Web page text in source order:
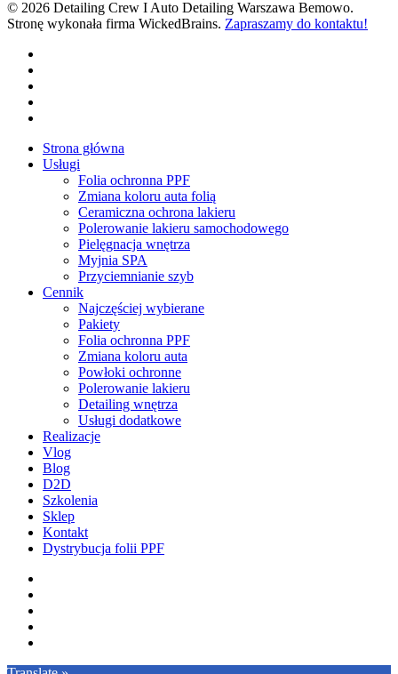
© 2026 Detailing Crew I Auto Detailing Warszawa Bemowo.
Stronę wykonała firma WickedBrains. Zapraszamy do kontaktu!
Close
Menu
Strona główna
Usługi
Folia ochronna PPF
Zmiana koloru auta folią
Ceramiczna ochrona lakieru
Polerowanie lakieru samochodowego
Pielęgnacja wnętrza
Myjnia SPA
Przyciemnianie szyb
Cennik
Najczęściej wybierane
Pakiety
Folia ochronna PPF
Zmiana koloru auta
Powłoki ochronne
Polerowanie lakieru
Detailing wnętrza
Usługi dodatkowe
Realizacje
Vlog
Blog
D2D
Szkolenia
Sklep
Kontakt
Dystrybucja folii PPF